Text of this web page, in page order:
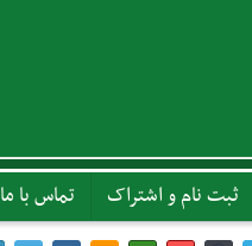
ثبت نام و اشتراک تماس با ما